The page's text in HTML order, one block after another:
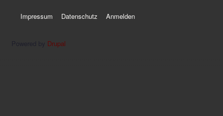
Impressum Datenschutz Anmelden
Drupal